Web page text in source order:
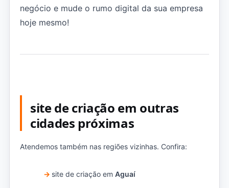
negócio e mude o rumo digital da sua empresa
hoje mesmo!
site de criação em outras
cidades próximas
Atendemos também nas regiões vizinhas. Confira:
site de criação emAguaí